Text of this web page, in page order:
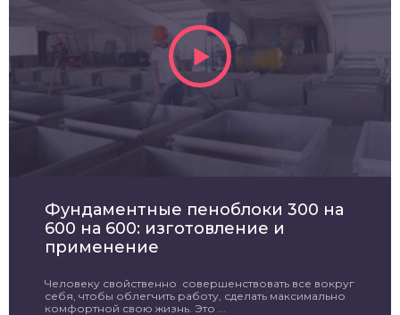
Фундаментные пеноблоки 300 на
600 на 600: изготовление и
применение
Человеку свойственно совершенствовать все вокруг
себя, чтобы облегчить работу, сделать максимально
комфортной свою жизнь. Это ...